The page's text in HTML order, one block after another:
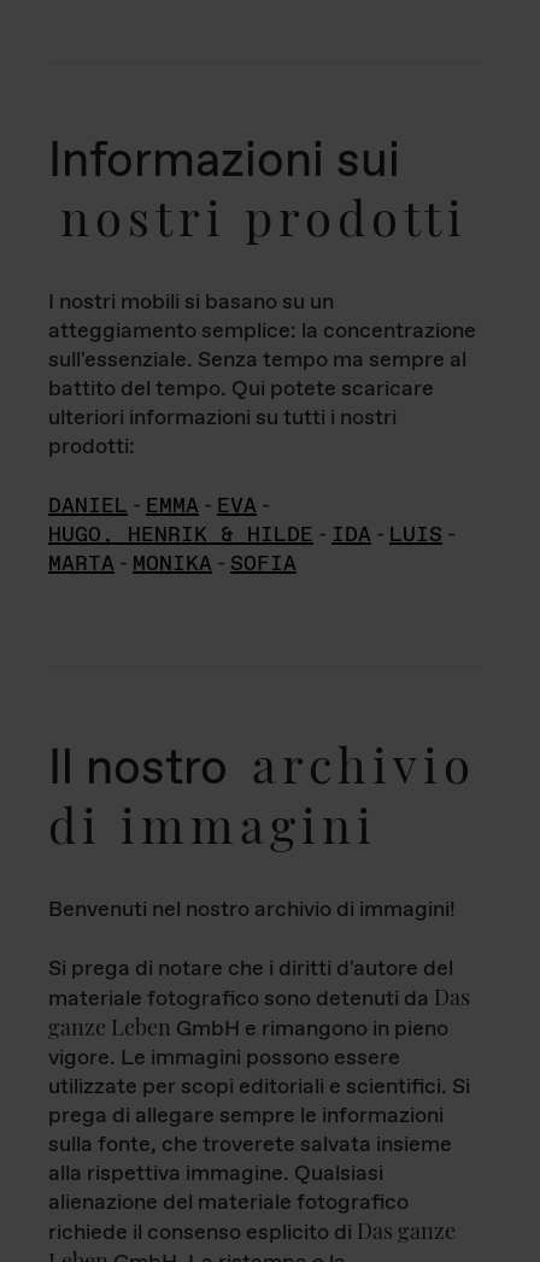
Informazioni sui
nostri prodotti
I nostri mobili si basano su un
atteggiamento semplice: la concentrazione
sull'essenziale. Senza tempo ma sempre al
battito del tempo. Qui potete scaricare
ulteriori informazioni su tutti i nostri
prodotti:
DANIEL - EMMA - EVA -
HUGO, HENRIK & HILDE - IDA - LUIS -
MARTA - MONIKA - SOFIA
Il nostro archivio
di immagini
Benvenuti nel nostro archivio di immagini!
Si prega di notare che i diritti d'autore del
materiale fotografico sono detenuti da Das
ganze Leben GmbH e rimangono in pieno
vigore. Le immagini possono essere
utilizzate per scopi editoriali e scientifici. Si
prega di allegare sempre le informazioni
sulla fonte, che troverete salvata insieme
alla rispettiva immagine. Qualsiasi
alienazione del materiale fotografico
richiede il consenso esplicito di Das ganze